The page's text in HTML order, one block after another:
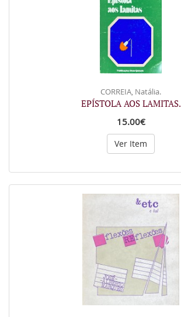
CORREIA, Natália.
EPÍSTOLA AOS LAMITAS.
15.00€
Ver Item